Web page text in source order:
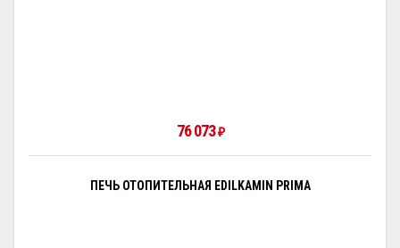
76 073 ₽
ПЕЧЬ ОТОПИТЕЛЬНАЯ EDILKAMIN PRIMA